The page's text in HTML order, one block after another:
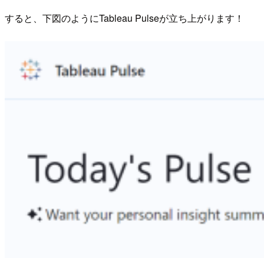
すると、下図のようにTableau Pulseが立ち上がります！